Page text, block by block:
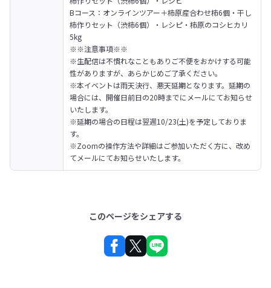
Bコース：オンラインツアー＋柿原産合わせ柿6個・干し
柿作りセット（渋柿6個）・レシピ・柿原のコシヒカリ
5kg
※※注意事項※※
※生配信は不慣れなこともありご不便をおかけする可能
性がありますが、あらかじめご了承ください。
※本イベントは雨天決行、悪天延期となります。延期の
場合には、開催日前日の20時までにメールにてお知らせ
いたします。
※延期の場合の日程は翌週10/23(土)を予定しておりま
す。
※Zoomの操作方法や詳細はご参加いただく方に、改め
てメールにてお知らせいたします。
このページをシェアする